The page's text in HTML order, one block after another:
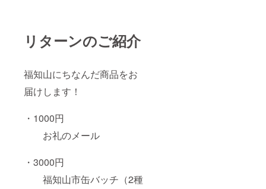
リターンのご紹介
福知山にちなんだ商品をお
届けします！
・1000円
お礼のメール
・3000円
福知山市缶バッチ（2種